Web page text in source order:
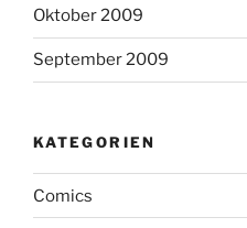
Oktober 2009
September 2009
KATEGORIEN
Comics